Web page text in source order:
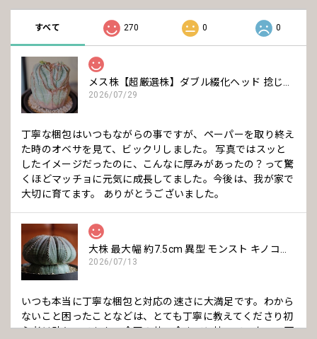
すべて 270 0 0
2026/07/29
丁寧な梱包はいつもながらの事ですが、ペーパーを取り終え
た時のオベサを見て、ビックリしました。 写真ではスッと
したイメージだったのに、こんなに厚みがあったの？って驚
くほどマッチョに元気に成長してました。今後は、我が家で
大切に育てます。 ありがとうございました。
2026/07/13
いつも本当に丁寧な梱包と対応の速さに大満足です。わから
ないこと困ったことなどは、とても丁寧に教えてくださり初
心者は助かってます。 今回の苗、今までに持っていない、可